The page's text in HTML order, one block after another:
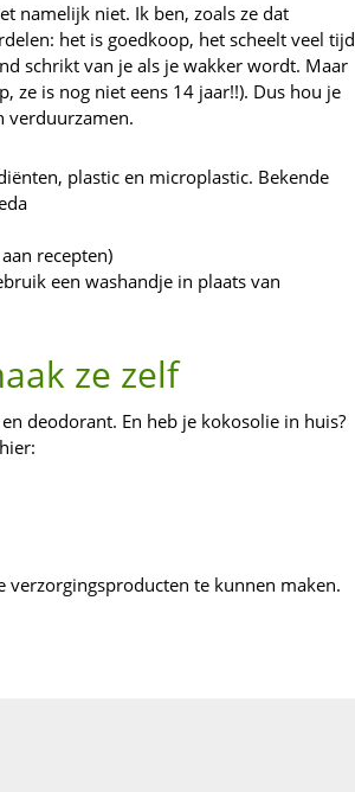
namelijk niet. Ik ben, zoals ze dat
het is goedkoop, het scheelt veel tijd
schrikt van je als je wakker wordt. Maar
ze is nog niet eens 14 jaar!!). Dus hou je
verduurzamen.
plastic en microplastic. Bekende
recepten)
een washandje in plaats van
ze zelf
deodorant. En heb je kokosolie in huis?
te kunnen maken.